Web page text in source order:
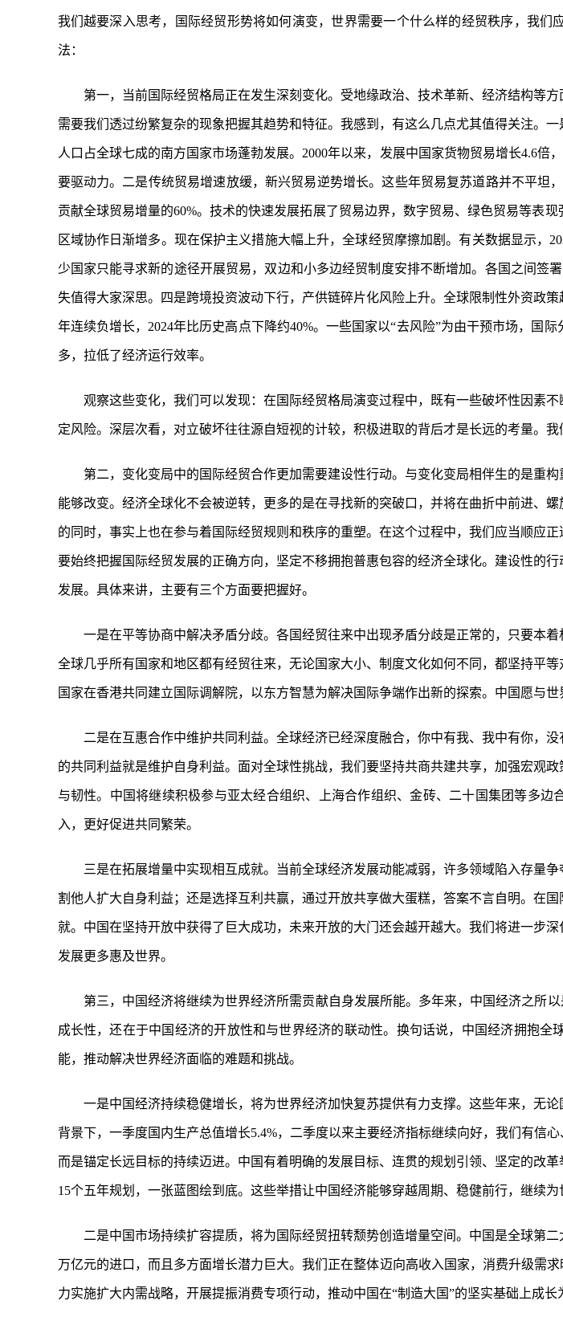
我们越要深入思考，国际经贸形势将如何演变，世界需要一个什么样的经贸秩序，我
法：
第一，当前国际经贸格局正在发生深刻变化。受地缘政治、技术革新、经济结构等
需要我们透过纷繁复杂的现象把握其趋势和特征。我感到，有这么几点尤其值得关注。
人口占全球七成的南方国家市场蓬勃发展。2000年以来，发展中国家货物贸易增长4.6
要驱动力。二是传统贸易增速放缓，新兴贸易逆势增长。这些年贸易复苏道路并不平坦
贡献全球贸易增量的60%。技术的快速发展拓展了贸易边界，数字贸易、绿色贸易等表
区域协作日渐增多。现在保护主义措施大幅上升，全球经贸摩擦加剧。有关数据显示，
少国家只能寻求新的途径开展贸易，双边和小多边经贸制度安排不断增加。各国之间签
失值得大家深思。四是跨境投资波动下行，产供链碎片化风险上升。全球限制性外资政
年连续负增长，2024年比历史高点下降约40%。一些国家以“去风险”为由干预市场，国
多，拉低了经济运行效率。
观察这些变化，我们可以发现：在国际经贸格局演变过程中，既有一些破坏性因素
定风险。深层次看，对立破坏往往源自短视的计较，积极进取的背后才是长远的考量。
第二，变化变局中的国际经贸合作更加需要建设性行动。与变化变局相伴生的是重
能够改变。经济全球化不会被逆转，更多的是在寻找新的突破口，并将在曲折中前进、
的同时，事实上也在参与着国际经贸规则和秩序的重塑。在这个过程中，我们应当顺应
要始终把握国际经贸发展的正确方向，坚定不移拥抱普惠包容的经济全球化。建设性的
发展。具体来讲，主要有三个方面要把握好。
一是在平等协商中解决矛盾分歧。各国经贸往来中出现矛盾分歧是正常的，只要本
全球几乎所有国家和地区都有经贸往来，无论国家大小、制度文化如何不同，都坚持平
国家在香港共同建立国际调解院，以东方智慧为解决国际争端作出新的探索。中国愿与
二是在互惠合作中维护共同利益。全球经济已经深度融合，你中有我、我中有你，
的共同利益就是维护自身利益。面对全球性挑战，我们要坚持共商共建共享，加强宏观
与韧性。中国将继续积极参与亚太经合组织、上海合作组织、金砖、二十国集团等多
入，更好促进共同繁荣。
三是在拓展增量中实现相互成就。当前全球经济发展动能减弱，许多领域陷入存量
割他人扩大自身利益；还是选择互利共赢，通过开放共享做大蛋糕，答案不言自明。在
就。中国在坚持开放中获得了巨大成功，未来开放的大门还会越开越大。我们将进一步
发展更多惠及世界。
第三，中国经济将继续为世界经济所需贡献自身发展所能。多年来，中国经济之所
成长性，还在于中国经济的开放性和与世界经济的联动性。换句话说，中国经济拥抱
能，推动解决世界经济面临的难题和挑战。
一是中国经济持续稳健增长，将为世界经济加快复苏提供有力支撑。这些年来，无
背景下，一季度国内生产总值增长5.4%，二季度以来主要经济指标继续向好，我们有信
而是锚定长远目标的持续迈进。中国有着明确的发展目标、连贯的规划引领、坚定的改
15个五年规划，一张蓝图绘到底。这些举措让中国经济能够穿越周期、稳健前行，继续为
二是中国市场持续扩容提质，将为国际经贸扭转颓势创造增量空间。中国是全球第
万亿元的进口，而且多方面增长潜力巨大。我们正在整体迈向高收入国家，消费升级需
力实施扩大内需战略，开展提振消费专项行动，推动中国在“制造大国”的坚实基础上成